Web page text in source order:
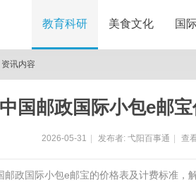
教育科研 美食文化 国
资讯内容
国邮政国际小包e邮
2026-05-31 发布者: 弋阳百事通 查
邮政国际小包e邮宝的价格表及计费标准